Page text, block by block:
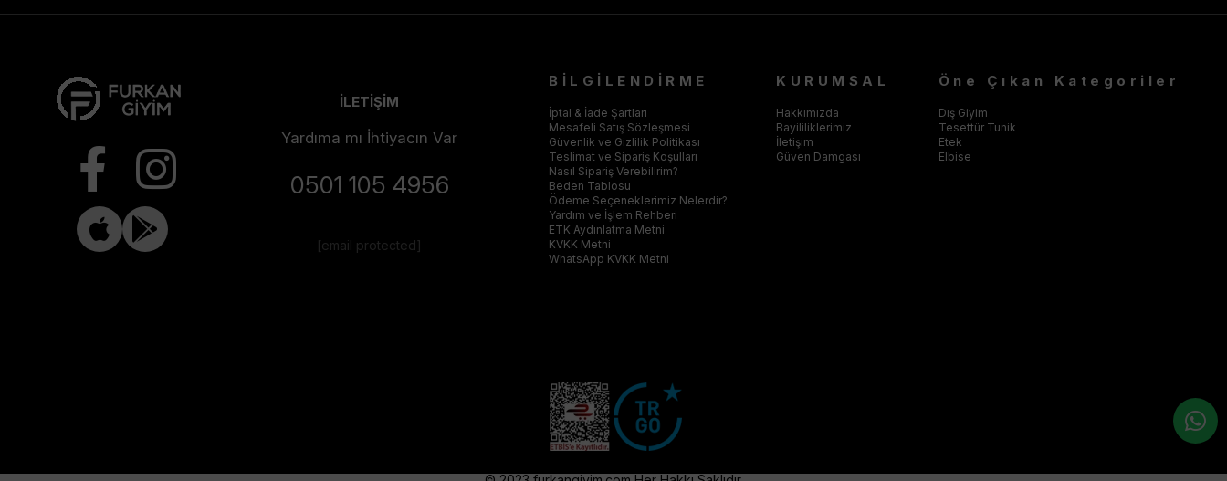
İLETİŞİM
Yardıma mı İhtiyacın Var
0501 105 4956
[email protected]
BİLGİLENDİRME
İptal & İade Şartları
Mesafeli Satış Sözleşmesi
Güvenlik ve Gizlilik Politikası
Teslimat ve Sipariş Koşulları
Nasıl Sipariş Verebilirim?
Beden Tablosu
Ödeme Seçeneklerimiz Nelerdir?
Yardım ve İşlem Rehberi
ETK Aydınlatma Metni
KVKK Metni
WhatsApp KVKK Metni
KURUMSAL
Hakkımızda
Bayililiklerimiz
İletişim
Güven Damgası
Öne Çıkan Kategoriler
Dış Giyim
Tesettür Tunik
Etek
Elbise